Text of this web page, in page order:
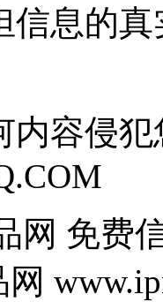
信息的
内容侵
网 免费